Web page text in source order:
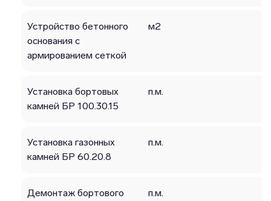
Устройство бетонного
основания с
армированием сеткой
м2
Установка бортовых
камней БР 100.30.15
п.м.
Установка газонных
камней БР 60.20.8
п.м.
Демонтаж бортового
п.м.